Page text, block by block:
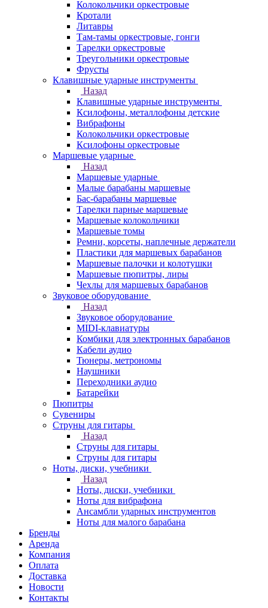
Колокольчики оркестровые
Кротали
Литавры
Там-тамы оркестровые, гонги
Тарелки оркестровые
Треугольники оркестровые
Фрусты
Клавишные ударные инструменты
Назад
Клавишные ударные инструменты
Ксилофоны, металлофоны детские
Вибрафоны
Колокольчики оркестровые
Ксилофоны оркестровые
Маршевые ударные
Назад
Маршевые ударные
Малые барабаны маршевые
Бас-барабаны маршевые
Тарелки парные маршевые
Маршевые колокольчики
Маршевые томы
Ремни, корсеты, наплечные держатели
Пластики для маршевых барабанов
Маршевые палочки и колотушки
Маршевые пюпитры, лиры
Чехлы для маршевых барабанов
Звуковое оборудование
Назад
Звуковое оборудование
MIDI-клавиатуры
Комбики для электронных барабанов
Кабели аудио
Тюнеры, метрономы
Наушники
Переходники аудио
Батарейки
Пюпитры
Сувениры
Струны для гитары
Назад
Струны для гитары
Струны для гитары
Ноты, диски, учебники
Назад
Ноты, диски, учебники
Ноты для вибрафона
Ансамбли ударных инструментов
Ноты для малого барабана
Бренды
Аренда
Компания
Оплата
Доставка
Новости
Контакты